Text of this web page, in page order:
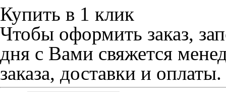
Купить в 1 клик
Чтобы оформить заказ,
дня с Вами свяжется
заказа, доставки и оплаты.